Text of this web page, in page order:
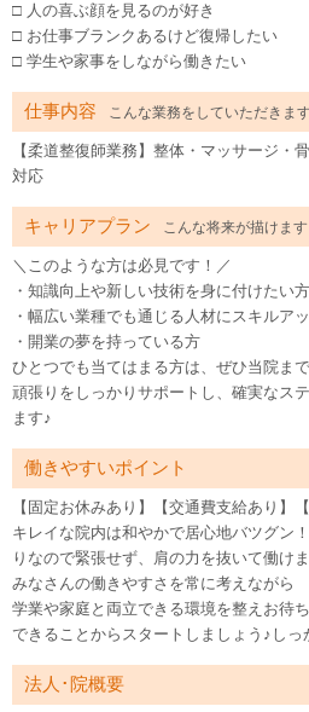
□ 人の喜ぶ顔を見るのが好き
□ お仕事ブランクあるけど復帰したい
□ 学生や家事をしながら働きたい
仕事内容 こんな業務をしていただきます
【柔道整復師業務】整体・マッサージ・
対応
キャリアプラン こんな将来が描けます
＼このような方は必見です！／
・知識向上や新しい技術を身に付けたい方
・幅広い業種でも通じる人材にスキルア
・開業の夢を持っている方
ひとつでも当てはまる方は、ぜひ当院ま
頑張りをしっかりサポートし、確実なス
ます♪
働きやすいポイント
【固定お休みあり】【交通費支給あり】
キレイな院内は和やかで居心地バツグン
りなので緊張せず、肩の力を抜いて働け
みなさんの働きやすさを常に考えながら
学業や家庭と両立できる環境を整えお待ち
できることからスタートしましょう♪し
法人･院概要